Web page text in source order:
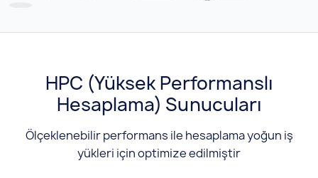
HPC (Yüksek Performanslı
Hesaplama) Sunucuları
Ölçeklenebilir performans ile hesaplama yoğun iş
yükleri için optimize edilmiştir